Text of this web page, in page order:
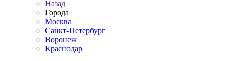
Назад
Города
Москва
Санкт-Петербург
Воронеж
Краснодар